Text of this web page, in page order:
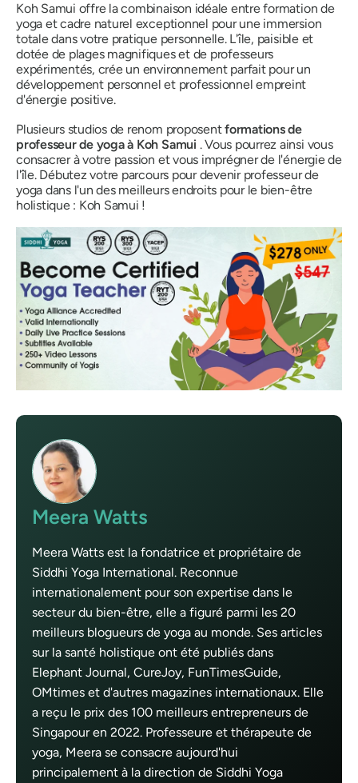
Koh Samui offre la combinaison idéale entre formation de
yoga et cadre naturel exceptionnel pour une immersion
totale dans votre pratique personnelle. L'île, paisible et
dotée de plages magnifiques et de professeurs
expérimentés, crée un environnement parfait pour un
développement personnel et professionnel empreint
d'énergie positive.
Plusieurs studios de renom proposentformations de
professeur de yoga à Koh Samui . Vous pourrez ainsi vous
consacrer à votre passion et vous imprégner de l'énergie de
l'île. Débutez votre parcours pour devenir professeur de
yoga dans l'un des meilleurs endroits pour le bien-être
holistique : Koh Samui !
Meera Watts
Meera Watts est la fondatrice et propriétaire de
Siddhi Yoga International. Reconnue
internationalement pour son expertise dans le
secteur du bien-être, elle a figuré parmi les 20
meilleurs blogueurs de yoga au monde. Ses articles
sur la santé holistique ont été publiés dans
Elephant Journal, CureJoy, FunTimesGuide,
OMtimes et d'autres magazines internationaux. Elle
a reçu le prix des 100 meilleurs entrepreneurs de
Singapour en 2022. Professeure et thérapeute de
yoga, Meera se consacre aujourd'hui
principalement à la direction de Siddhi Yoga